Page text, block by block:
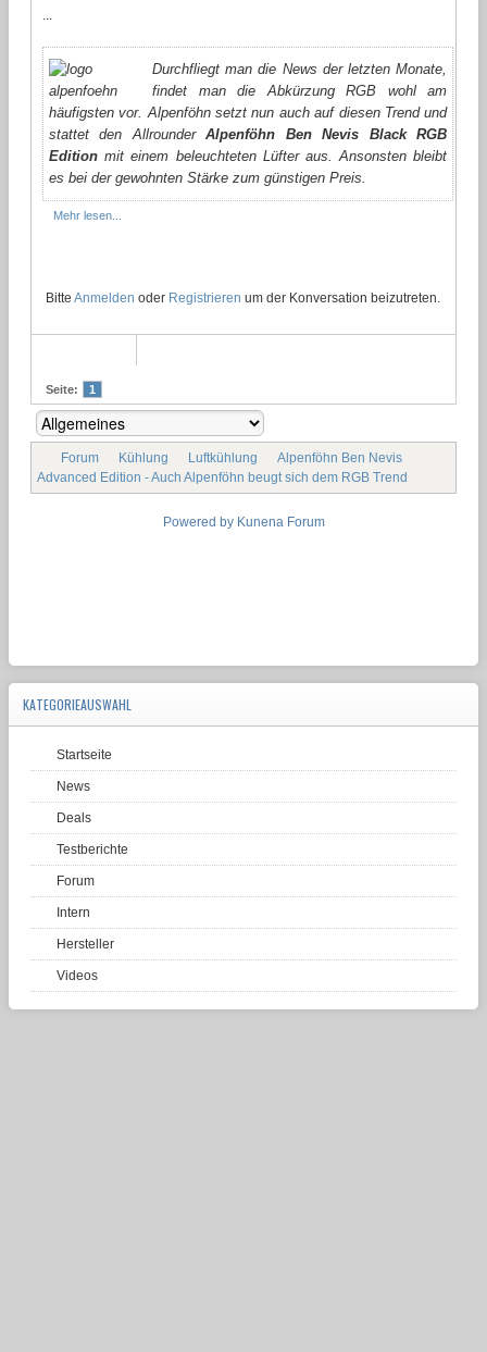
Durchfliegt man die News der letzten Monate,
findet man die Abkürzung RGB wohl am
häufigsten vor. Alpenföhn setzt nun auch auf diesen Trend und
stattet den AllrounderAlpenföhn Ben Nevis Black RGB
Edition mit einem beleuchteten Lüfter aus. Ansonsten bleibt
es bei der gewohnten Stärke zum günstigen Preis.
Mehr lesen...
Bitte Anmelden oder Registrieren um der Konversation beizutreten.
Seite: 1
Forum Kühlung Luftkühlung
Alpenföhn Ben Nevis
Advanced Edition - Auch Alpenföhn beugt sich dem RGB Trend
Powered by Kunena Forum
KATEGORIEAUSWAHL
Startseite
News
Deals
Testberichte
Forum
Intern
Hersteller
Videos